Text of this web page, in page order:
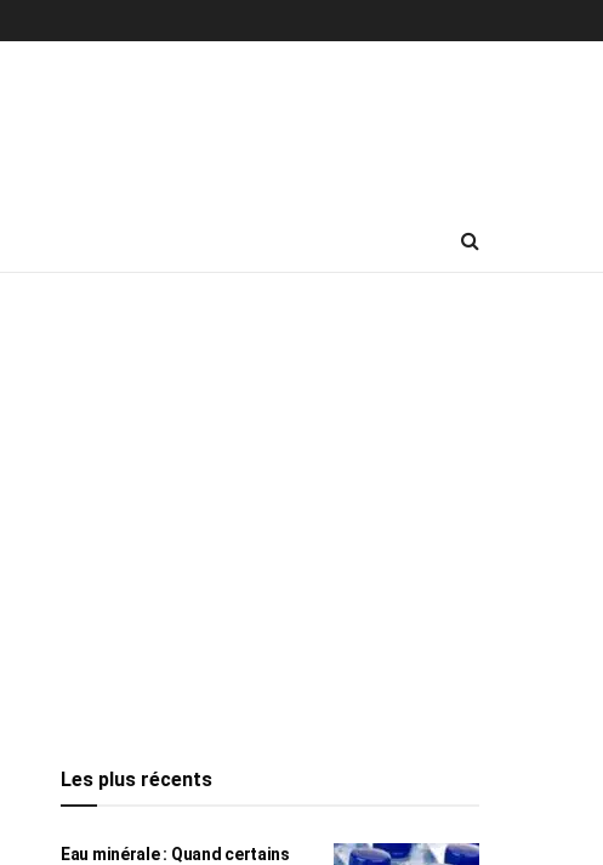
Les plus récents
Eau minérale : Quand certains